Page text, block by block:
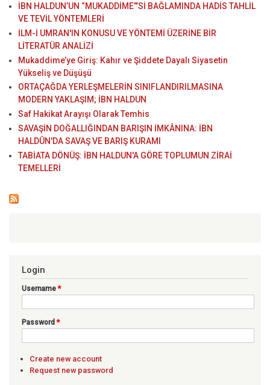
İBN HALDUN’UN “MUKADDİME”’Sİ BAĞLAMINDA HADİS TAHLİL
VE TEVİL YÖNTEMLERİ
İLM-İ UMRAN'IN KONUSU VE YÖNTEMİ ÜZERİNE BİR
LİTERATÜR ANALİZİ
Mukaddime’ye Giriş: Kahır ve Şiddete Dayalı Siyasetin
Yükseliş ve Düşüşü
ORTAÇAĞDA YERLEŞMELERİN SINIFLANDIRILMASINA
MODERN YAKLAŞIM; İBN HALDUN
Saf Hakikat Arayışı Olarak Temhis
SAVAŞİN DOĞALLIĞINDAN BARIŞIN İMKÂNINA: İBN
HALDÛN'DA SAVAŞ VE BARIŞ KURAMI
TABİATA DÖNÜŞ: İBN HALDUN'A GÖRE TOPLUMUN ZİRAİ
TEMELLERİ
Login
Username*
Password*
Create new account
Request new password